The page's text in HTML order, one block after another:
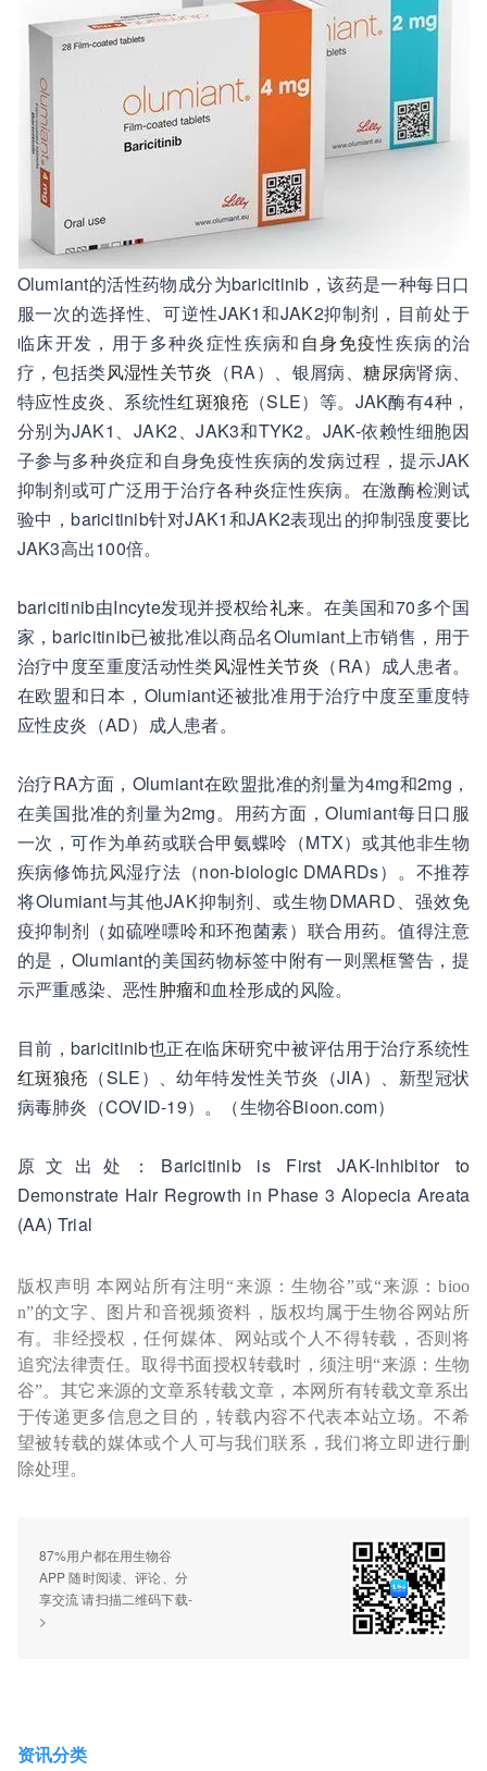
Olumiant的活性药物成分为baricitinib，该药是一种每日口
服一次的选择性、可逆性JAK1和JAK2抑制剂，目前处于
临床开发，用于多种炎症性疾病和 自身免疫性疾病的治
疗，包括类风湿性关节炎 （RA）、银屑病、糖尿病肾病、
特应性皮炎、系统性红斑狼疮 （SLE）等。JAK酶有4种，
分别为JAK1、JAK2、JAK3和TYK2。JAK-依赖性细胞因
子参与多种炎症和自身免疫性疾病的发病过程，提示JAK
抑制剂或可广泛用于治疗各种炎症性疾病。在激酶检测试
验中，baricitinib针对JAK1和JAK2表现出的抑制强度要比
JAK3高出100倍。
baricitinib由Incyte发现并授权给礼来。在美国和70多个国
家，baricitinib已被批准以商品名Olumiant上市销售，用于
治疗中度至重度活动性类风湿性关节炎 （RA）成人患者。
在欧盟和日本，Olumiant还被批准用于治疗中度至重度特
应性皮炎（AD）成人患者。
治疗RA方面，Olumiant在欧盟批准的剂量为4mg和2mg，
在美国批准的剂量为2mg。用药方面，Olumiant每日口服
一次，可作为单药或联合甲氨蝶呤（MTX）或其他非生物
疾病修饰抗风湿疗法（non-biologic DMARDs）。不推荐
将Olumiant与其他JAK抑制剂、或生物DMARD、强效免
疫抑制剂（如硫唑嘌呤和环孢菌素）联合用药。值得注意
的是，Olumiant的美国药物标签中附有一则黑框警告，提
示严重感染、恶性肿瘤和血栓形成的风险。
目前，baricitinib也正在临床研究中被评估用于治疗系统性
红斑狼疮 （SLE）、幼年特发性关节炎（JIA）、新型冠状
病毒肺炎（COVID-19）。（生物谷Bioon.com）
原文出处：Baricitinib is First JAK-Inhibitor to
Demonstrate Hair Regrowth in Phase 3 Alopecia Areata
(AA) Trial
版权声明 本网站所有注明“来源：生物谷”或“来源：bioo
n”的文字、图片和音视频资料，版权均属于生物谷网站所
有。非经授权，任何媒体、网站或个人不得转载，否则将
追究法律责任。取得书面授权转载时，须注明“来源：生物
谷”。其它来源的文章系转载文章，本网所有转载文章系出
于传递更多信息之目的，转载内容不代表本站立场。不希
望被转载的媒体或个人可与我们联系，我们将立即进行删
除处理。
87%用户都在用生物谷
APP 随时阅读、评论、分
享交流 请扫描二维码下载-
>
资讯分类